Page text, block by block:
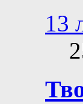
13